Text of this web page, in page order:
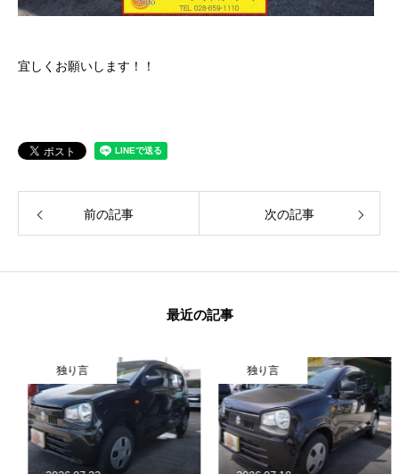
宜しくお願いします！！
前の記事 次の記事
最近の記事
独り言 独り言